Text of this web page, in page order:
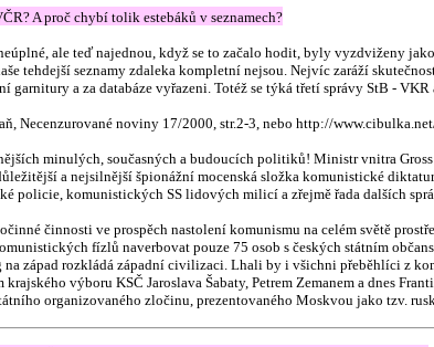
A proč chybí tolik estebáků v seznamech?
ale teď najednou, když se to začalo hodit, byly vyzdviženy
tehdejší seznamy zdaleka kompletní nejsou. Nejvíc zaráží
a za databáze vyřazeni. Totéž se týká třetí správy StB - VKR
Necenzurované noviny 17/2000, str.2-3, nebo http://
minulých, současných a budoucích politiků! Ministr vnitra
a nejsilnější špionážní mocenská složka komunistické
policie, komunistických SS lidových milicí a zřejmě řada dalších
činnosti ve prospěch nastolení komunismu na celém světě
fízlů naverbovat pouze 75 osob s českých státním
západ rozkládá západní civilizaci. Lhali by i všichni přeběhlíci z
výboru KSČ Jaroslava Šabaty, Petrem Zemanem a dnes
organizovaného zločinu, prezentovaného Moskvou jako tzv.